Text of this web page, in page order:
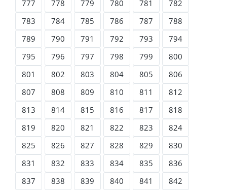
777
778 779 780 781
782
783
784 785 786 787
788
789
790 791 792 793
794
795
796 797 798 799
800
801
802 803 804 805
806
807
808 809 810 811
812
813
814 815 816 817
818
819
820 821 822 823
824
825
826 827 828 829
830
831
832 833 834 835
836
837
838 839 840 841
842